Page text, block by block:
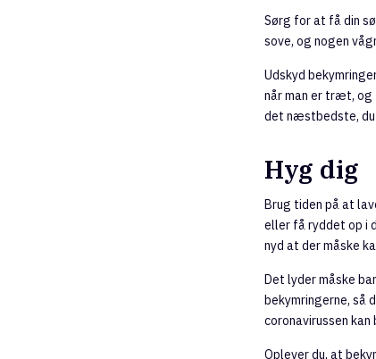
Sørg for at få din
sove, og nogen
Udskyd
når man er træt, og
det næstbedste, du
Hyg dig
Brug tiden på at
eller få ryddet op i
nyd at der måske
Det lyder måske
bekymringerne, så
coronavirussen
Oplever du, at